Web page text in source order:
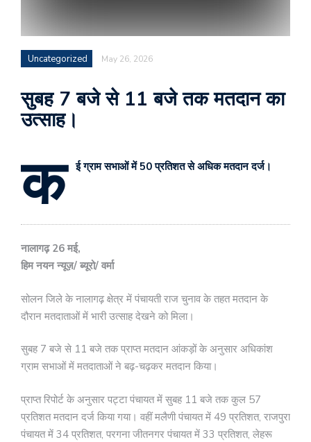
Uncategorized May 26, 2026
सुबह 7 बजे से 11 बजे तक मतदान का
उत्साह।
क ई ग्राम सभाओं में 50 प्रतिशत से अधिक मतदान दर्ज।
नालागढ़ 26 मई,
हिम नयन न्यूज़/ ब्यूरो/ वर्मा
सोलन जिले के नालागढ़ क्षेत्र में पंचायती राज चुनाव के तहत मतदान के
दौरान मतदाताओं में भारी उत्साह देखने को मिला।
सुबह 7 बजे से 11 बजे तक प्राप्त मतदान आंकड़ों के अनुसार अधिकांश
ग्राम सभाओं में मतदाताओं ने बढ़-चढ़कर मतदान किया।
प्राप्त रिपोर्ट के अनुसार पट्टा पंचायत में सुबह 11 बजे तक कुल 57
प्रतिशत मतदान दर्ज किया गया। वहीं मलैणी पंचायत में 49 प्रतिशत, राजपुरा
पंचायत में 34 प्रतिशत, परगना जीतनगर पंचायत में 33 प्रतिशत, लेहरू